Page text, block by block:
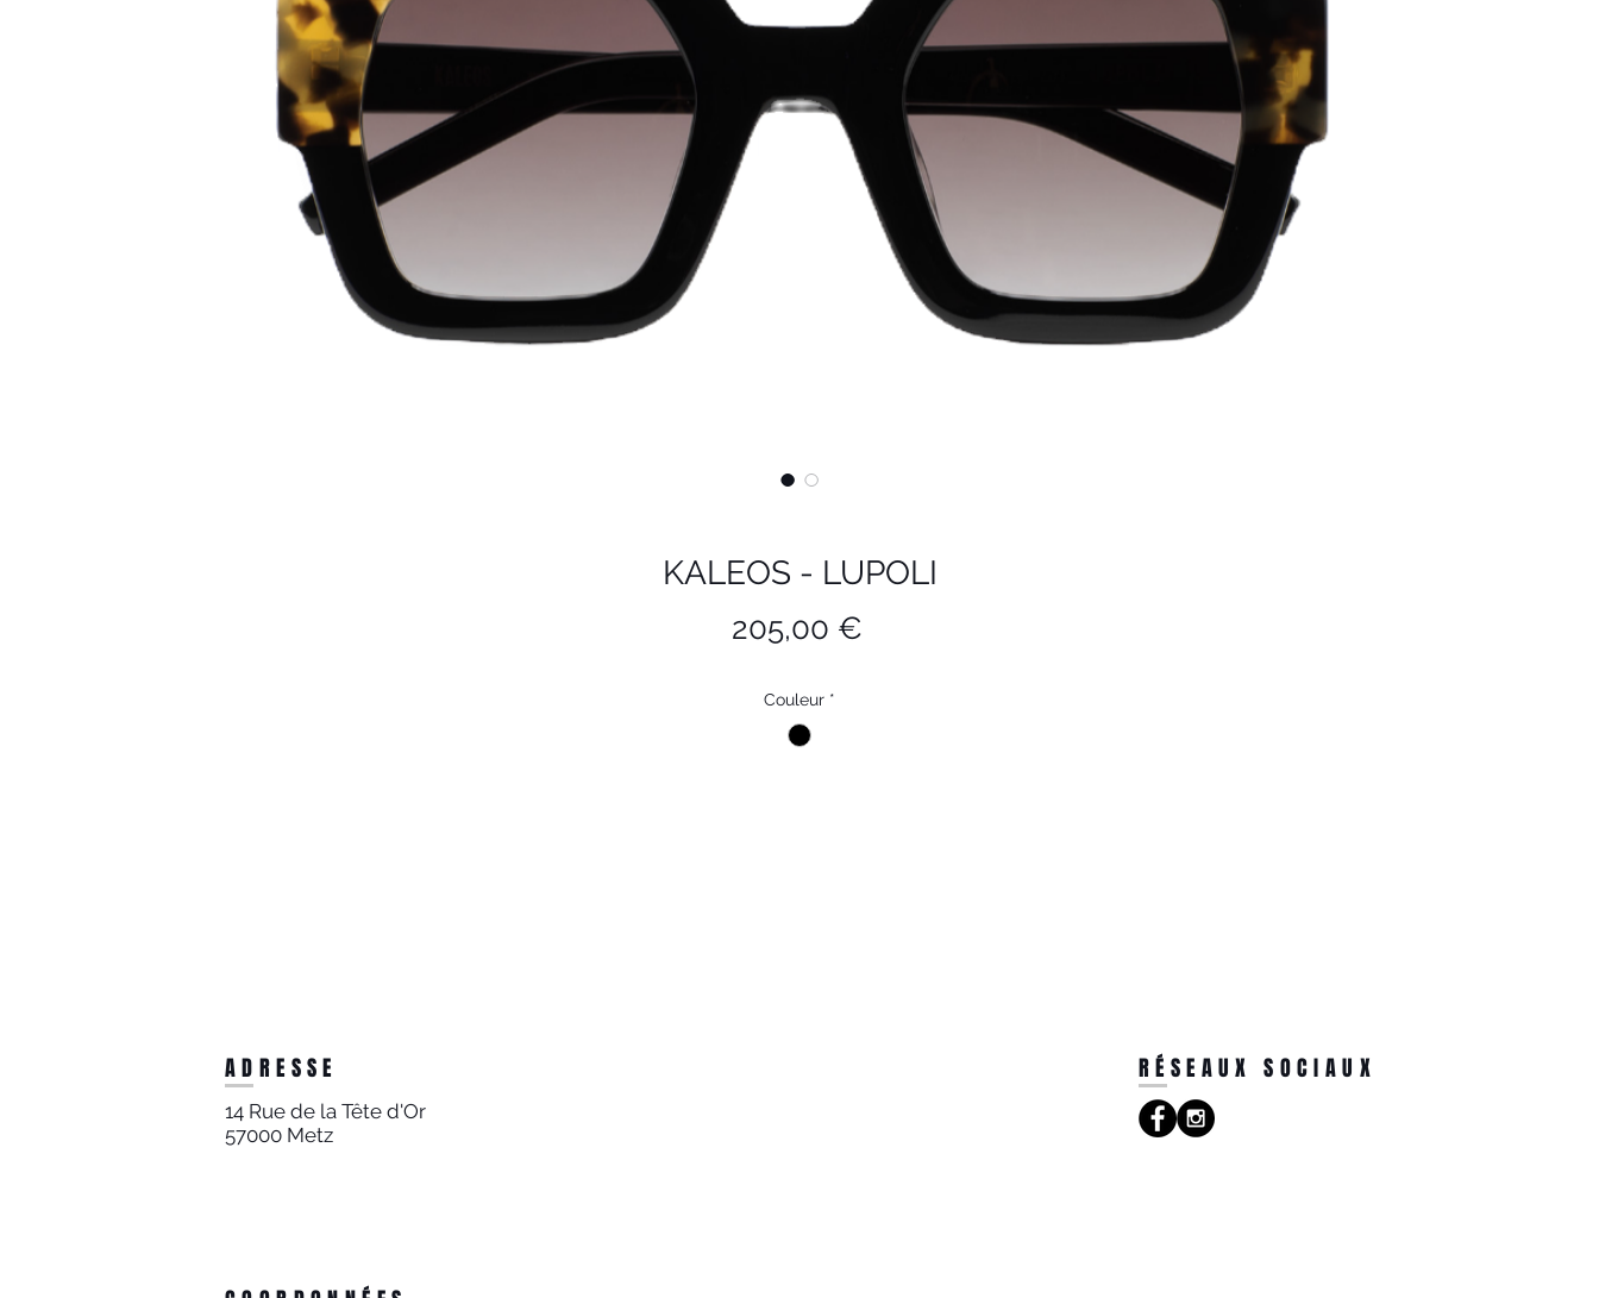
KALEOS - LUPOLI
205,00 €Prix
Couleur *
ADRESSE
14 Rue de la Tête d'Or
57000 Metz
RÉSEAUX SOCIAUX